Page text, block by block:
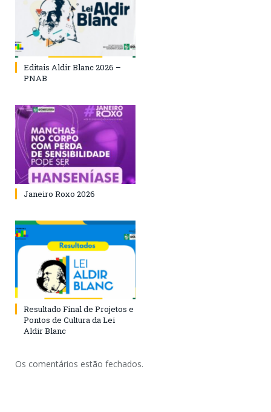
Editais Aldir Blanc 2026 –
PNAB
Janeiro Roxo 2026
Resultado Final de Projetos e
Pontos de Cultura da Lei
Aldir Blanc
Os comentários estão fechados.